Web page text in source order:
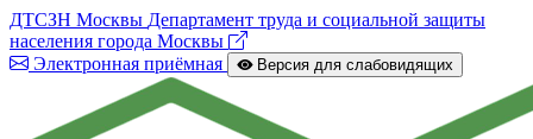
ДТСЗН Москвы Департамент труда и социальной защиты
населения города Москвы
Электронная приёмная
Версия для слабовидящих